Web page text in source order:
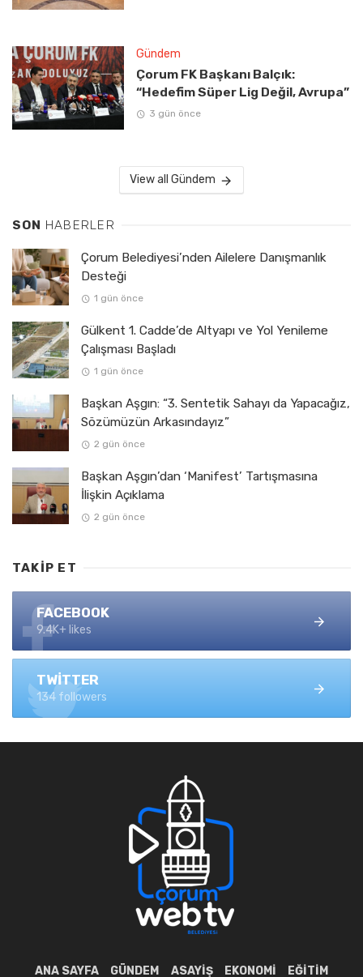
Gündem
Çorum FK Başkanı Balçık:
“Hedefim Süper Lig Değil, Avrupa”
3 gün önce
View all Gündem
SON HABERLER
Çorum Belediyesi’nden Ailelere Danışmanlık
Desteği
1 gün önce
Gülkent 1. Cadde’de Altyapı ve Yol Yenileme
Çalışması Başladı
1 gün önce
Başkan Aşgın: “3. Sentetik Sahayı da Yapacağız,
Sözümüzün Arkasındayız”
2 gün önce
Başkan Aşgın’dan ‘Manifest’ Tartışmasına
İlişkin Açıklama
2 gün önce
TAKIP ET
FACEBOOK
9.4K+ likes
TWITTER
134 followers
ANA SAYFA GÜNDEM ASAYIŞ EKONOMI EĞITIM